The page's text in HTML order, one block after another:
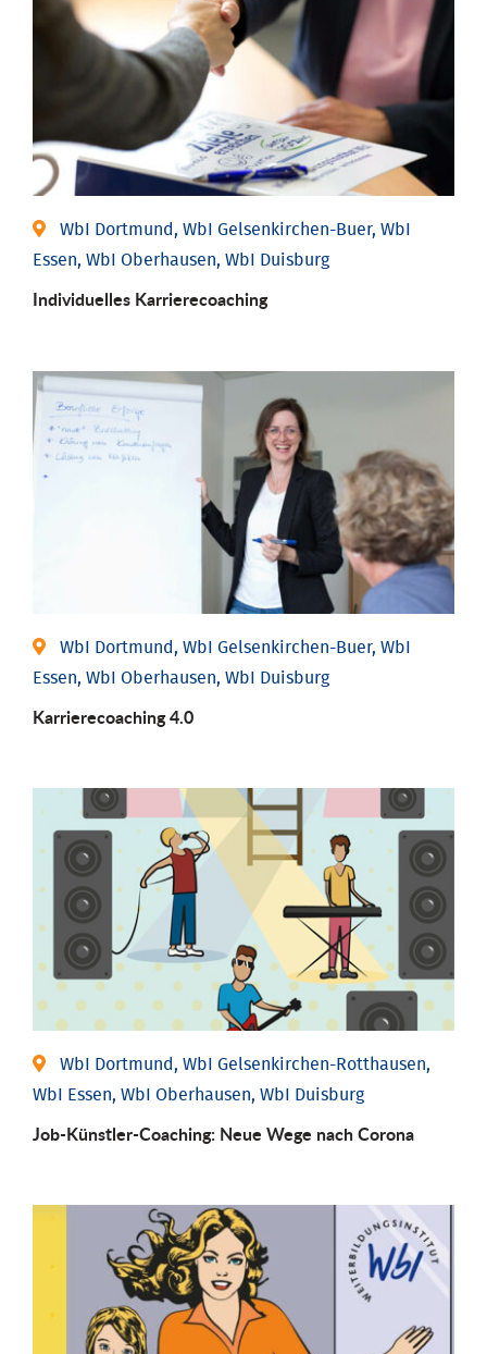
WbI Dortmund, WbI Gelsenkirchen-Buer, WbI
Essen, WbI Oberhausen, WbI Duisburg
Individu­elles Karrierecoaching
WbI Dortmund, WbI Gelsenkirchen-Buer, WbI
Essen, WbI Oberhausen, WbI Duisburg
Karriere­coaching 4.0
WbI Dortmund, WbI Gelsenkirchen-Rotthausen,
WbI Essen, WbI Oberhausen, WbI Duisburg
Job-Künstler-Coaching: Neue Wege nach Corona